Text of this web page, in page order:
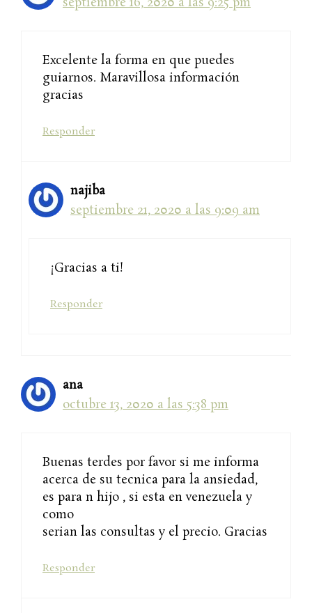
Excelente la forma en que puedes
guiarnos. Maravillosa información
gracias
Responder
najiba
septiembre 21, 2020 a las 9:09 am
¡Gracias a ti!
Responder
ana
octubre 13, 2020 a las 5:38 pm
Buenas terdes por favor si me informa
acerca de su tecnica para la ansiedad,
es para n hijo , si esta en venezuela y
como
serian las consultas y el precio. Gracias
Responder